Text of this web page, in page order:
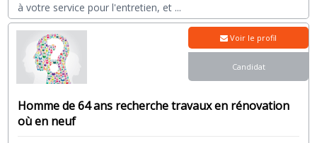
à votre service pour l'entretien, et ...
Homme de 64 ans recherche travaux en rénovation
où en neuf
Voir le profil
Candidat